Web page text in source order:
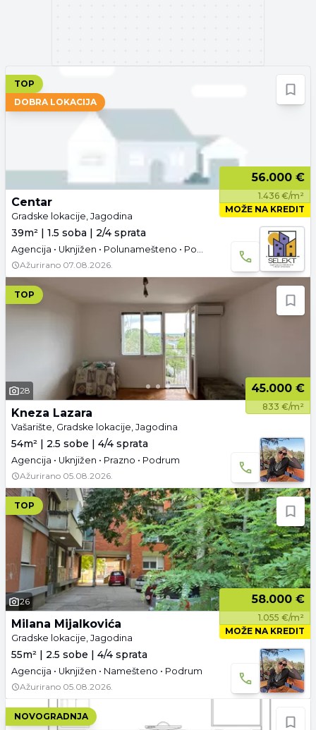
TOP
DOBRA LOKACIJA
56.000 €
1.436 €/m²
MOŽE NA KREDIT
Centar
Gradske lokacije, Jagodina
39m² | 1.5 soba | 2/4 sprata
Agencija • Uknjižen • Polunamešteno • Podrum
Ažurirano 07.08.2026.
TOP
28 45.000 €
833 €/m²
Kneza Lazara
Vašarište, Gradske lokacije, Jagodina
54m² | 2.5 sobe | 4/4 sprata
Agencija • Uknjižen • Prazno • Podrum
Ažurirano 05.08.2026.
TOP
26 58.000 €
1.055 €/m²
MOŽE NA KREDIT
Milana Mijalkovića
Gradske lokacije, Jagodina
55m² | 2.5 sobe | 4/4 sprata
Agencija • Uknjižen • Namešteno • Podrum
Ažurirano 05.08.2026.
NOVOGRADNJA